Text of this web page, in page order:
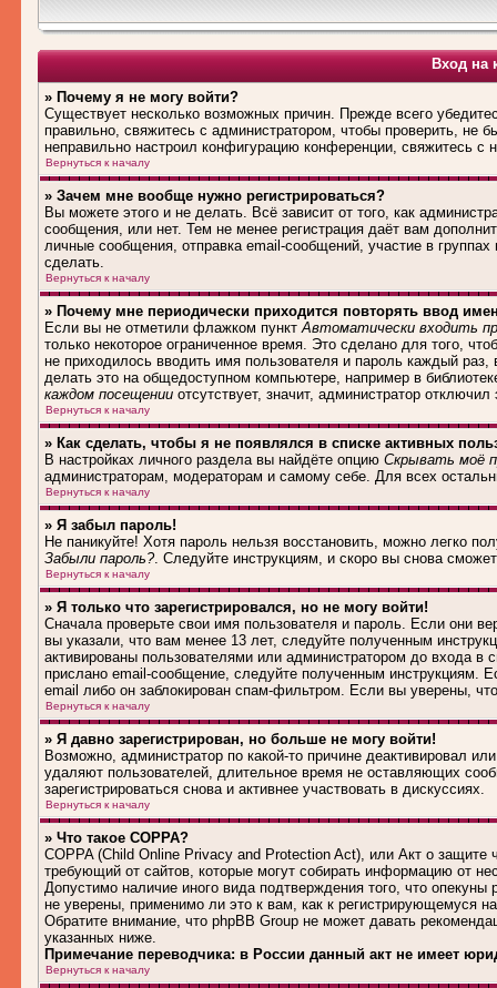
Вход на
» Почему я не могу войти?
Существует несколько возможных причин. Прежде всего
правильно, свяжитесь с администратором, чтобы проверить, не
неправильно настроил конфигурацию конференции, свяжитесь с
Вернуться к началу
» Зачем мне вообще нужно регистрироваться?
Вы можете этого и не делать. Всё зависит от того, как
сообщения, или нет. Тем не менее регистрация даёт вам
личные сообщения, отправка email-сообщений, участие в
сделать.
Вернуться к началу
» Почему мне периодически приходится повторять ввод
Если вы не отметили флажком пунктАвтоматически входить
только некоторое ограниченное время. Это сделано для того,
не приходилось вводить имя пользователя и пароль каждый
делать это на общедоступном компьютере, например в
каждом посещении отсутствует, значит, администратор
Вернуться к началу
» Как сделать, чтобы я не появлялся в списке активных
В настройках личного раздела вы найдёте опцию Скрывать моё
администраторам, модераторам и самому себе. Для всех
Вернуться к началу
» Я забыл пароль!
Не паникуйте! Хотя пароль нельзя восстановить, можно легко
Забыли пароль?. Следуйте инструкциям, и скоро вы снова
Вернуться к началу
» Я только что зарегистрировался, но не могу войти!
Сначала проверьте свои имя пользователя и пароль. Если они
вы указали, что вам менее 13 лет, следуйте полученным
активированы пользователями или администратором до входа
прислано email-сообщение, следуйте полученным инструкциям.
email либо он заблокирован спам-фильтром. Если вы уверены,
Вернуться к началу
» Я давно зарегистрирован, но больше не могу войти!
Возможно, администратор по какой-то причине деактивировал
удаляют пользователей, длительное время не оставляющих
зарегистрироваться снова и активнее участвовать в дискуссиях.
Вернуться к началу
» Что такое COPPA?
COPPA (Child Online Privacy and Protection Act), или Акт о защите
требующий от сайтов, которые могут собирать информацию от
Допустимо наличие иного вида подтверждения того, что
не уверены, применимо ли это к вам, как к регистрирующемуся
Обратите внимание, что phpBB Group не может давать
указанных ниже.
Примечание переводчика: в России данный акт не имеет
Вернуться к началу